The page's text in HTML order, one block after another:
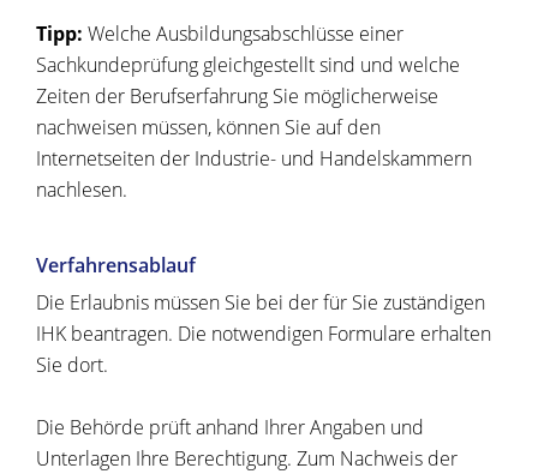
Tipp: Welche Ausbildungsabschlüsse einer
Sachkundeprüfung gleichgestellt sind und welche
Zeiten der Berufserfahrung Sie möglicherweise
nachweisen müssen, können Sie aufden
Internetseiten der Industrie- und Handelskammern
nachlesen.
Verfahrensablauf
Die Erlaubnis müssen Sie bei der für Sie zuständigen
IHK beantragen. Die notwendigen Formulare erhalten
Sie dort.
Die Behörde prüft anhand Ihrer Angaben und
Unterlagen Ihre Berechtigung. Zum Nachweis der